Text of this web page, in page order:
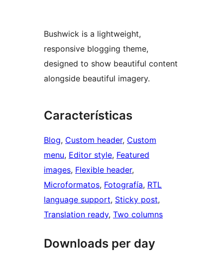
Bushwick is a lightweight,
responsive blogging theme,
designed to show beautiful content
alongside beautiful imagery.
Características
Blog, Custom header, Custom
menu, Editor style, Featured
images, Flexible header
Microformatos, Fotografía, RTL
language support, Sticky post
Translation ready, Two columns
Downloads per day